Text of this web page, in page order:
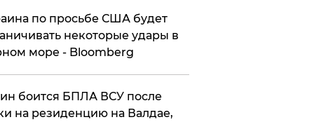
по просьбе США будет
некоторые удары в
море - Bloomberg
боится БПЛА ВСУ после
на резиденцию на Валдае,